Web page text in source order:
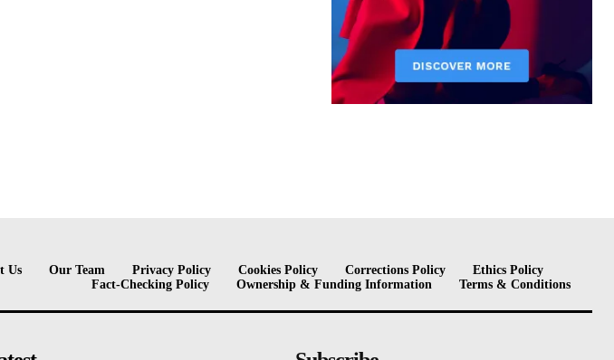
Us Our Team Privacy Policy Cookies Policy Corrections Policy
Ethics Policy
Fact-Checking Policy
Ownership & Funding Information Terms & Conditions